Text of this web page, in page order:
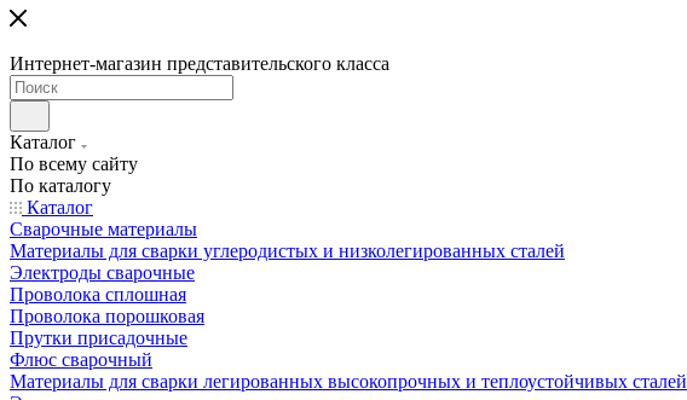
Интернет-магазин представительского класса
Каталог
По всему сайту
По каталогу
Каталог
Сварочные материалы
Материалы для сварки углеродистых и низколегированных сталей
Электроды сварочные
Проволока сплошная
Проволока порошковая
Прутки присадочные
Флюс сварочный
Материалы для сварки легированных высокопрочных и теплоустойчивых сталей